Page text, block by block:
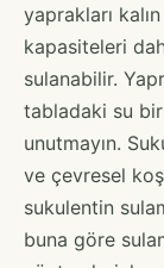
yaprakları
kapasiteleri
sulanabilir.
tabladaki su
unutmayın.
ve çevresel
sukulentin
buna göre